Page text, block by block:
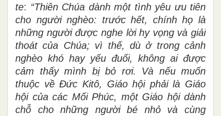
te: “Thiên Chúa dành một tình yêu ưu tiên
cho người nghèo: trước hết, chính họ là
những người được nghe lời hy vọng và giải
thoát của Chúa; vì thế, dù ở trong cảnh
nghèo khó hay yếu đuối, không ai được
cảm thấy mình bị bỏ rơi. Và nếu muốn
thuộc về Đức Kitô, Giáo hội phải là Giáo
hội của các Mối Phúc, một Giáo hội dành
chỗ cho những người bé nhỏ và cùng